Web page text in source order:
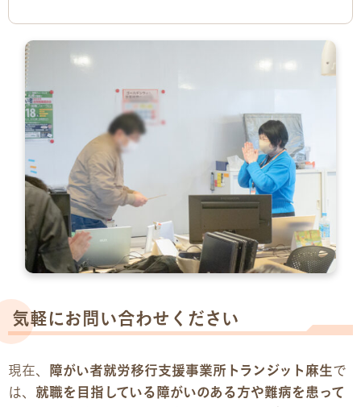
気軽にお問い合わせください
現在、 障がい者就労移行支援事業所トランジット麻生で
は、 就職を目指している障がいのある方や難病を患って